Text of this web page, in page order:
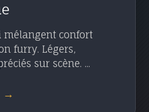
mélangent confort
furry. Légers,
sur scène. ...
→